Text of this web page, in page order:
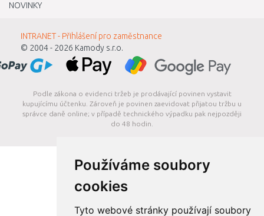
Používáme soubory
cookies
Tyto webové stránky používají soubory
NOVINKY
INTRANET - Přihlášení pro zaměstnance
© 2004 - 2026 Kamody s.r.o.
Podle zákona o evidenci tržeb je prodávající povinen vystavit
kupujícímu účtenku. Zároveň je povinen zaevidovat přijatou tržbu u
správce daně online; v případě technického výpadku pak nejpozději
do 48 hodin.